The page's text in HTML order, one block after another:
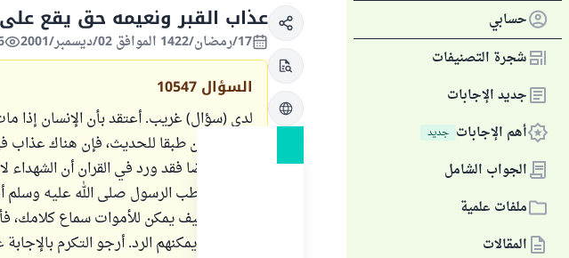
حسابي
شجرة التصنيفات
جديد الإجابات
أهم الإجابات جديد
الجواب الشامل
ملفات علمية
المقالات
عذاب القبر ونعيمه حق يقع
17/رمضان/1422 الموافق 02/ديسمبر/2001
السؤال 10547
لدي (سؤال) غريب. أعتقد بأن الإنسان إذا
النفع. ولكن طبقا للحديث، فإن هناك
حيا؟ وأيضا فقد ورد في القران أن
عندما خاطب الرسول صلى الله عليه
الله عنه كيف يمكن للأموات سماع
ولكنهم لا يمكنهم الرد. أرجو التكرم